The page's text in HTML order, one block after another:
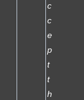
c
c
e
p
t
t
h